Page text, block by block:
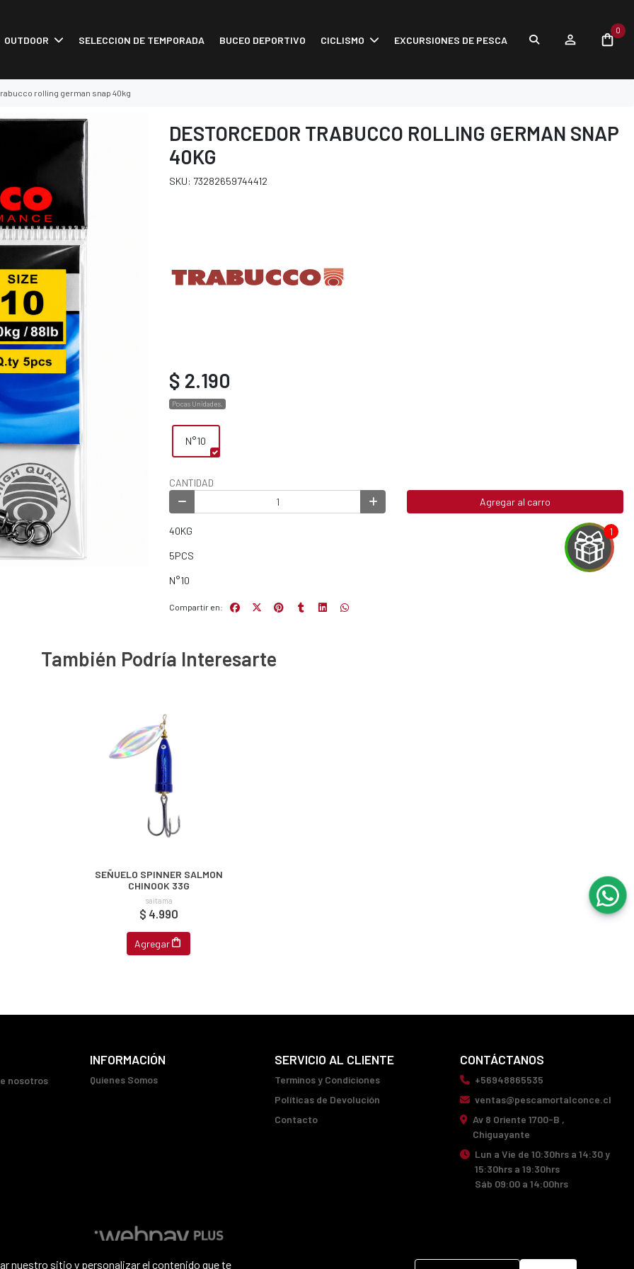
OUTDOOR SELECCION DE TEMPORADA BUCEO DEPORTIVO CICLISMO EXCURSIONES DE PESCA
0
rolling german snap 40kg
DESTORCEDOR TRABUCCO ROLLING GERMAN SNAP
40KG
SKU: 73282659744412
$ 2.190
Pocas Unidades.
N°10
CANTIDAD
Agregar al carro
40KG
5PCS
N°10
Compartir en:
También Podría Interesarte
SEÑUELO SPINNER SALMON
CHINOOK 33G
saitama
$ 4.990
Agregar
nosotros
INFORMACIÓN
Quienes Somos
SERVICIO AL CLIENTE
Terminos y Condiciones
Políticas de Devolución
Contacto
CONTÁCTANOS
+56948865535
ventas@pescamortalconce.cl
Av 8 Oriente 1700-B ,
Chiguayante
Lun a Vie de 10:30hrs a 14:30 y
15:30hrs a 19:30hrs
Sáb 09:00 a 14:00hrs
nuestro sitio y personalizar el contenido que te